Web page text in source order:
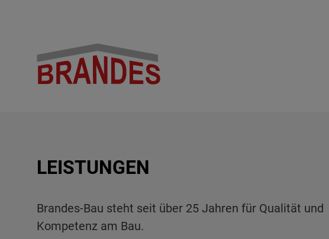
LEISTUNGEN
Brandes-Bau steht seit über 25 Jahren für Qualität und
Kompetenz am Bau.